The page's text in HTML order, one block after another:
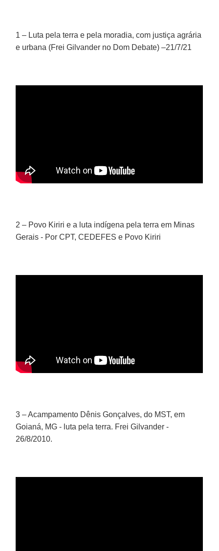
1 – Luta pela terra e pela moradia, com justiça agrária
e urbana (Frei Gilvander no Dom Debate) –21/7/21
2 – Povo Kiriri e a luta indígena pela terra em Minas
Gerais - Por CPT, CEDEFES e Povo Kiriri
3 – Acampamento Dênis Gonçalves, do MST, em
Goianá, MG - luta pela terra. Frei Gilvander -
26/8/2010.